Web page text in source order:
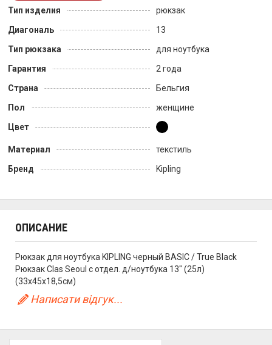
Тип изделия
рюкзак
Диагональ
13
Тип рюкзака
для ноутбука
Гарантия
2 года
Страна
Бельгия
Пол
женщине
Цвет
Материал
текстиль
Бренд
Kipling
ОПИСАНИЕ
Рюкзак для ноутбука KIPLING черный BASIC / True Black
Рюкзак Clas Seoul с отдел. д/ноутбука 13" (25л)
(33x45x18,5см)
Написати відгук...